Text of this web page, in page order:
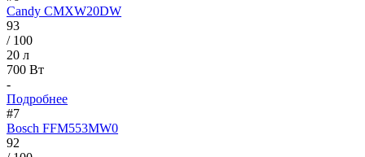
Candy CMXW20DW
93
/ 100
20 л
700 Вт
-
Подробнее
#7
Bosch FFM553MW0
92